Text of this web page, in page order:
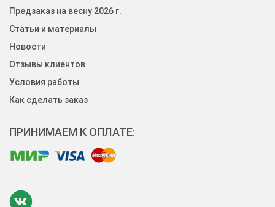
Предзаказ на весну 2026 г.
Статьи и материалы
Новости
Отзывы клиентов
Условия работы
Как сделать заказ
ПРИНИМАЕМ К ОПЛАТЕ: